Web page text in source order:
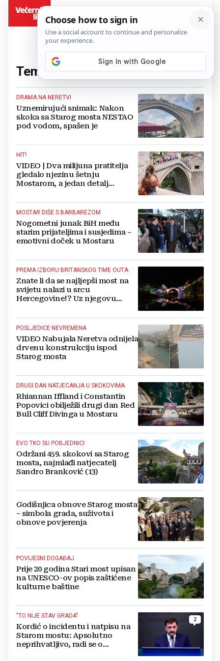
Tema:Stari Most(81 članaka)
DRAMA NA NERETVI
Uznemirujući snimak: Nakon
skoka sa Starog mosta NESTAO
pod vodom, spašen je
HIT!
VIDEO | Dva milijuna pratitelja
gledalo njezinu šetnju
Mostarom, a jedan detalj
MOSTAR DIŠE S BARBAREZOM
Nogometni junak BiH među
starim prijateljima i susjedima –
emotivni doček u Mostaru
PREMA IZBORU BRITANSKOG TIME OUTA
Znate li da se najljepši most na
svijetu nalazi u srcu
Hercegovine!? Uz njegovu
POSLJEDICE NEVREMENA
VIDEO Nabujala Neretva odnijela
drvenu konstrukciju ispod
Starog mosta
DRUGI DAN NATJECANJA U SKOKOVIMA
Rhiannan Iffland i Constantin
Popovici obilježili drugi dan Red
Bull Cliff Divinga u Mostaru
EVO TKO SU POBJEDNICI
Održani 459. skokovi sa Starog
mosta, najmlađi natjecatelj
Sandro Branković (13)
Godišnjica obnove Starog mosta
– simbola grada, suživota i
obnove povjerenja
POVIJESNI DOGAĐAJ
Prije 20 godina Stari most upisan
na UNESCO-ov popis zaštićene
kulturne baštine
2
"TO NIJE STAV GRADA"
Kordić o incidentu i natpisu na
Starom mostu: Apsolutno
neprihvatljivo, radi se o